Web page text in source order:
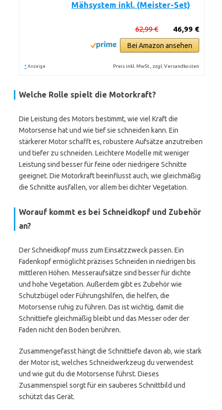
Mähsystem inkl. (Meister-Set)
46,99 €
62,99 €
Bei Amazon ansehen
* Anzeige Preis inkl. MwSt., zzgl. Versandkosten
Welche Rolle spielt die Motorkraft?
Die Leistung des Motors bestimmt, wie viel Kraft die
Motorsense hat und wie tief sie schneiden kann. Ein
stärkerer Motor schafft es, robustere Aufsätze anzutreiben
und tiefer zu schneiden. Leichtere Modelle mit weniger
Leistung sind besser für feine oder niedrigere Schnitte
geeignet. Die Motorkraft beeinflusst auch, wie gleichmäßig
die Schnitte ausfallen, vor allem bei dichter Vegetation.
Worauf kommt es bei Schneidkopf und Zubehör
an?
Der Schneidkopf muss zum Einsatzzweck passen. Ein
Fadenkopf ermöglicht präzises Schneiden in niedrigen bis
mittleren Höhen. Messeraufsätze sind besser für dichte
und hohe Vegetation. Außerdem gibt es Zubehör wie
Schutzbügel oder Führungshilfen, die helfen, die
Motorsense ruhig zu führen. Das ist wichtig, damit die
Schnittiefe gleichmäßig bleibt und das Messer oder der
Faden nicht den Boden berühren.
Zusammengefasst hängt die Schnittiefe davon ab, wie stark
der Motor ist, welches Schneidwerkzeug du verwendest
und wie gut du die Motorsense führst. Dieses
Zusammenspiel sorgt für ein sauberes Schnittbild und
schützt das Gerät.